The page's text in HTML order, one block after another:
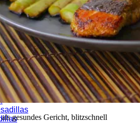
& Suppen
gesundes Gericht, blitzschnell